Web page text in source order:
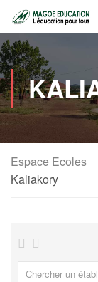
Espace Ecoles
Kaliakory